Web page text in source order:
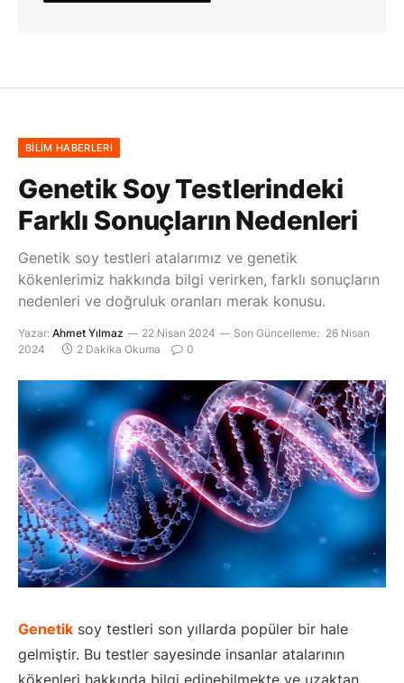
BILIM HABERLERI
Genetik Soy Testlerindeki
Farklı Sonuçların Nedenleri
Genetik soy testleri atalarımız ve genetik
kökenlerimiz hakkında bilgi verirken, farklı sonuçların
nedenleri ve doğruluk oranları merak konusu.
Yazar: Ahmet Yılmaz 22 Nisan 2024 Son Güncelleme: 26 Nisan
2024
2 Dakika Okuma 0
Genetik soy testleri son yıllarda popüler bir hale
gelmiştir. Bu testler sayesinde insanlar atalarının
kökenleri hakkında bilgi edinebilmekte ve uzaktan